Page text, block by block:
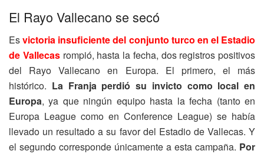
El Rayo Vallecano se secó
Esvictoria insuficiente del conjunto turco en el Estadio
de Vallecasrompió, hasta la fecha, dos registros positivos
del Rayo Vallecano en Europa. El primero, el más
histórico. La Franja perdió su invicto como local en
Europa, ya que ningún equipo hasta la fecha (tanto en
Europa League como en Conference League) se había
llevado un resultado a su favor del Estadio de Vallecas. Y
el segundo corresponde únicamente a esta campaña. Por